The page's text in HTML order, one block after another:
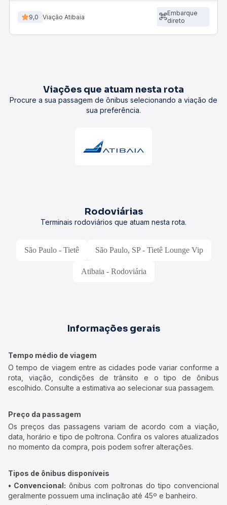
9,0 Viação Atibaia
Embarque
direto
Viações que atuam nesta rota
Procure a sua passagem de ônibus selecionando a viação de
sua preferência.
Rodoviárias
Terminais rodoviários que atuam nesta rota.
São Paulo - Tietê São Paulo, SP - Tietê Lounge Vip
Atibaia - Rodoviária
Informações gerais
Tempo médio de viagem
O tempo de viagem entre as cidades pode variar conforme a
rota, viação, condições de trânsito e o tipo de ônibus
escolhido. Consulte a estimativa ao selecionar sua passagem.
Preço da passagem
Os preços das passagens variam de acordo com a viação,
data, horário e tipo de poltrona. Confira os valores atualizados
no momento da compra, pois podem sofrer alterações.
Tipos de ônibus disponíveis
• Convencional: ônibus com poltronas do tipo convencional
geralmente possuem uma inclinação até 45º e banheiro.